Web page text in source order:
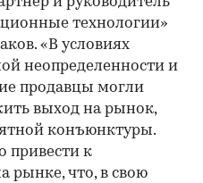
технологии»
«В условиях
неопределенности и
продавцы могли
выход на рынок,
конъюнктуры.
привести к
рынке, что, в свою